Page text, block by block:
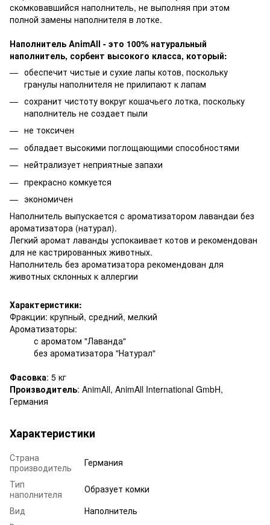
скомковавшийся наполнитель, не выполняя при этом
полной замены наполнителя в лотке.
Наполнитель AnimAll - это 100% натуральный
наполнитель, сорбент высокого класса, который:
обеспечит чистые и сухие лапы котов, поскольку
гранулы наполнителя не прилипают к лапам
сохранит чистоту вокруг кошачьего лотка, поскольку
наполнитель не создает пыли
не токсичен
обладает высокими поглощающими способностями
нейтрализует неприятные запахи
прекрасно комкуется
экономичен
Наполнитель выпускается с ароматизатором лавандаи без
ароматизатора (натурал).
Легкий аромат лаванды успокаивает котов и рекомендован
для не кастрированных животных.
Наполнитель без ароматизатора рекомендован для
животных склонных к аллергии
Характеристики:
Фракции: крупный, средний, мелкий
Ароматизаторы:
с ароматом "Лаванда"
без ароматизатора "Натурал"
Фасовка: 5 кг
Производитель: AnimАll, AnimAll International GmbH,
Германия
Характеристики
Страна
производитель
Германия
Тип
наполнителя
Образует комки
Вид
Наполнитель